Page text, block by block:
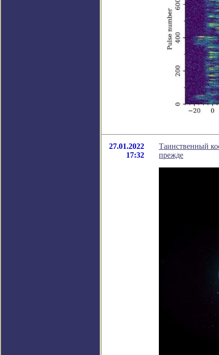
27.01.2022
17:32
Таинственный
прежде